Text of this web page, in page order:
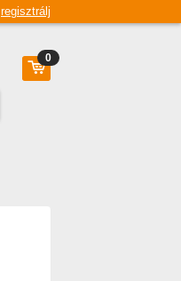
regisztrálj
0